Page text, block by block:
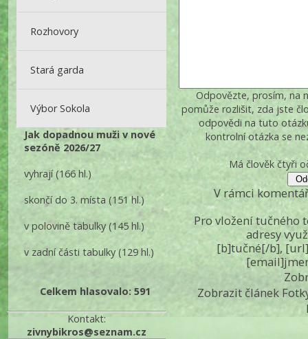
Rozhovory
Stará garda
Výbor Sokola
Jak dopadnou muži v nové
sezóně 2026/27
vyhrají(166 hl.)
skončí do 3. místa (151 hl.)
v polovině tabulky(145 hl.)
v zadní části tabulky (129 hl.)
Celkem hlasovalo: 591
Kontakt:
zivnybikros@seznam.cz
Odpovězte, prosím, na
pomůže rozlišit, zda jste
odpovědi na tuto
kontrolní otázka se
Má člověk čtyři
V rámci
Pro vložení tučného
adresy
[b]tučné[/b],
Zobrazit článek